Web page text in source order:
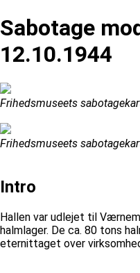
Sabotage
12.10.1944
Frihedsmuseets
Frihedsmuseets
Intro
Hallen var udlejet til
halmlager. De ca. 80 tons
eternittaget over